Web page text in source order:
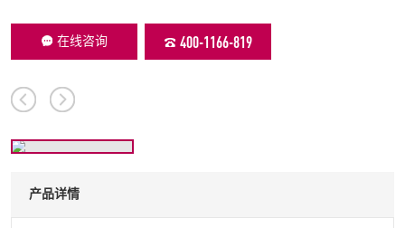
在线咨询 400-1166-819
产品详情